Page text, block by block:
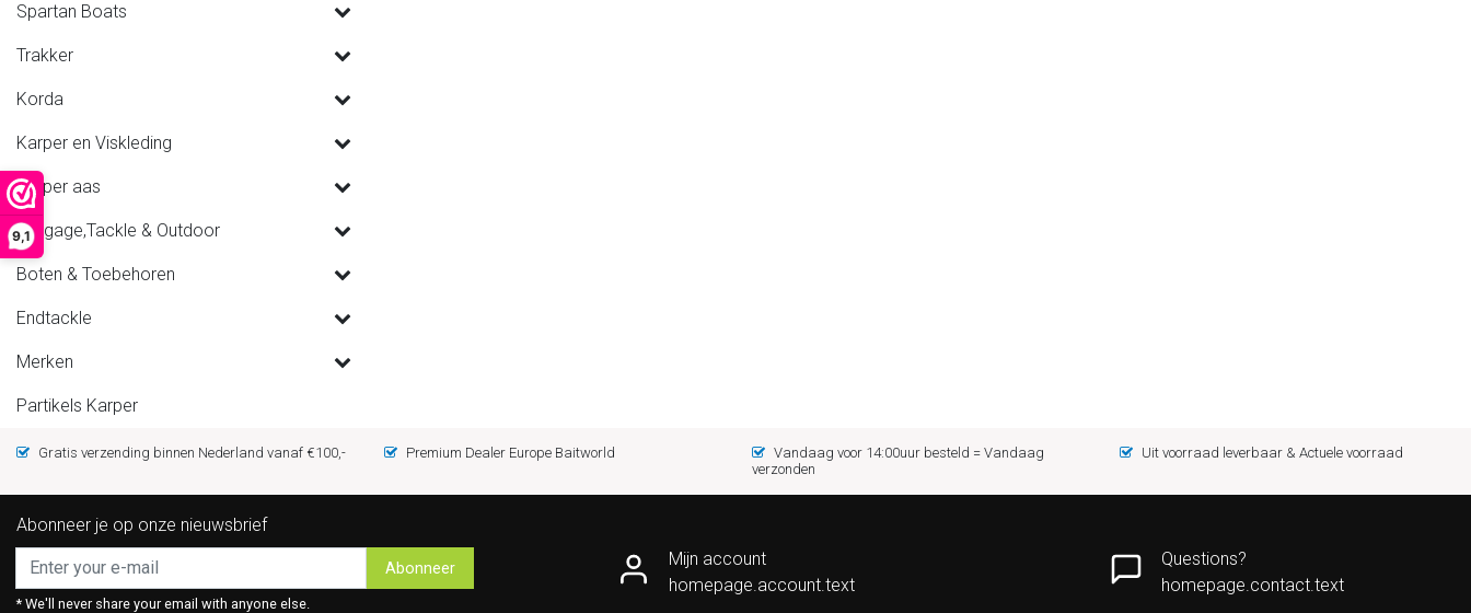
9,1
Spartan Boats
Trakker
Korda
Karper en Viskleding
Karper aas
Luggage,Tackle & Outdoor
Boten & Toebehoren
Endtackle
Merken
Partikels Karper
Gratis verzending binnen Nederland vanaf €100,- Premium Dealer Europe Baitworld
Vandaag voor 14:00uur besteld = Vandaag
verzonden
Uit voorraad leverbaar & Actuele voorraad
Abonneer je op onze nieuwsbrief
Abonneer
* We'll never share your email with anyone else.
Mijn account
homepage.account.text
Questions?
homepage.contact.text